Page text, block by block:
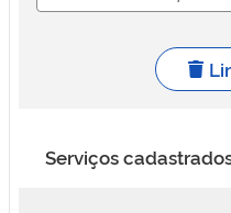
Serviços